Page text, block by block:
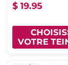
$ 19.95
VOTRE